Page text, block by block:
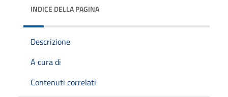
INDICE DELLA PAGINA
Descrizione
A cura di
Contenuti correlati